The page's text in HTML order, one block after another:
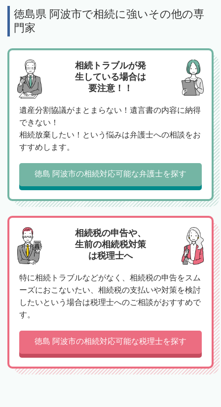
徳島県 阿波市で相続に強いその他の専
門家
相続トラブルが発
生している場合は
要注意！！
遺産分割協議がまとまらない！遺言書の内容に納得
できない！
相続放棄したい！という悩みは弁護士への相談をお
すすめします。
徳島 阿波市の相続対応可能な弁護士を探す
相続税の申告や、
生前の相続税対策
は税理士へ
特に相続トラブルなどがなく、相続税の申告をスム
ーズにおこないたい、相続税の支払いや対策を検討
したいという場合は税理士へのご相談がおすすめで
す。
徳島 阿波市の相続対応可能な税理士を探す